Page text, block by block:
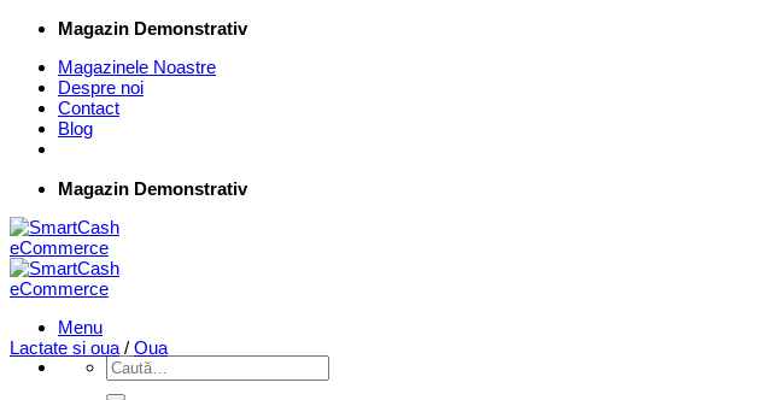
Skip
content
Magazin Demonstrativ
Magazinele Noastre
Despre noi
Contact
Blog
Magazin Demonstrativ
Menu
Caută
după:
Lactate si oua / Oua